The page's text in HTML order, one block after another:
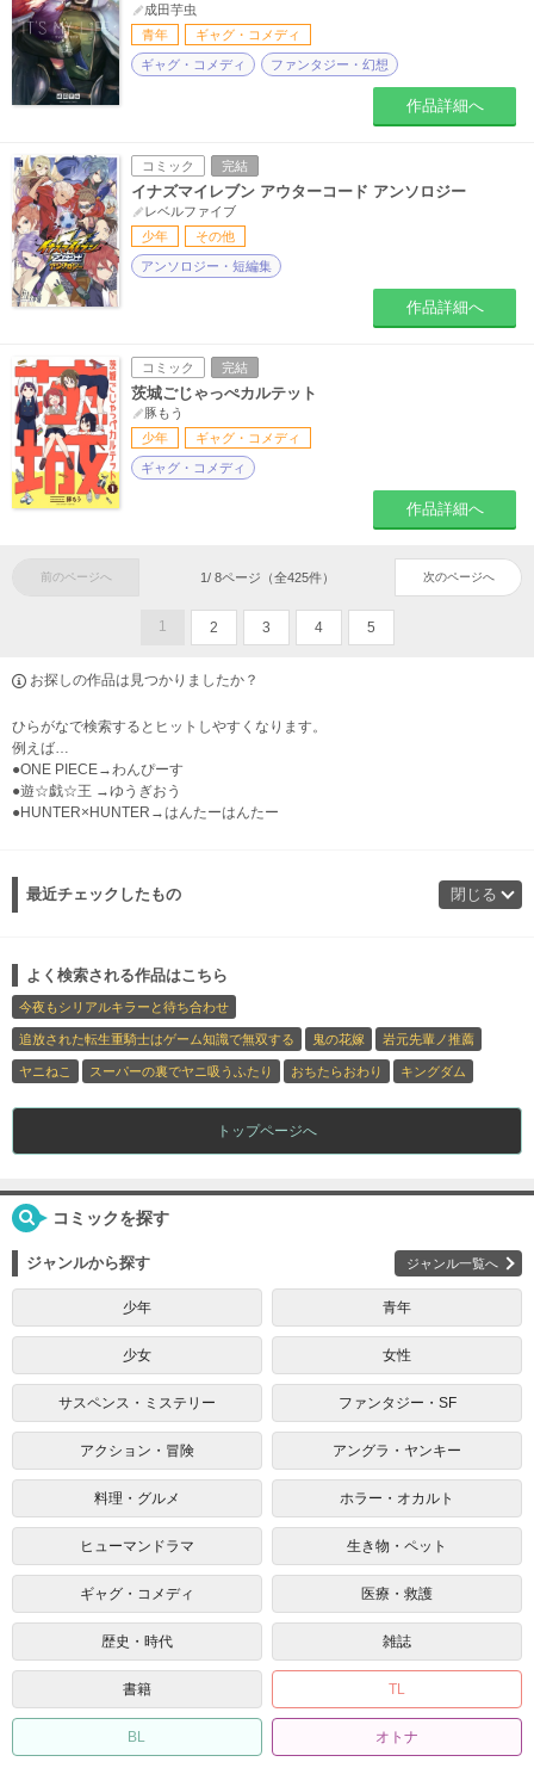
成田芋虫
青年
ギャグ・コメディ
ギャグ・コメディ ファンタジー・幻想
作品詳細へ
コミック 完結
イナズマイレブン アウターコード アンソロジー
レベルファイブ
少年
その他
アンソロジー・短編集
作品詳細へ
コミック 完結
茨城ごじゃっぺカルテット
豚もう
少年
ギャグ・コメディ
ギャグ・コメディ
作品詳細へ
前のページへ 1/ 8ページ（全425件） 次のページへ
1 2 3 4 5
お探しの作品は見つかりましたか？
ひらがなで検索するとヒットしやすくなります。
例えば…
●ONE PIECE→わんぴーす
●遊☆戯☆王 →ゆうぎおう
●HUNTER×HUNTER→はんたーはんたー
最近チェックしたもの 閉じる
よく検索される作品はこちら
今夜もシリアルキラーと待ち合わせ
追放された転生重騎士はゲーム知識で無双する 鬼の花嫁 岩元先輩ノ推薦
ヤニねこ スーパーの裏でヤニ吸うふたり おちたらおわり キングダム
トップページへ
コミックを探す
ジャンルから探す ジャンル一覧へ
少年 青年
少女 女性
サスペンス・ミステリー ファンタジー・SF
アクション・冒険 アングラ・ヤンキー
料理・グルメ ホラー・オカルト
ヒューマンドラマ 生き物・ペット
ギャグ・コメディ 医療・救護
歴史・時代 雑誌
書籍 TL
BL オトナ